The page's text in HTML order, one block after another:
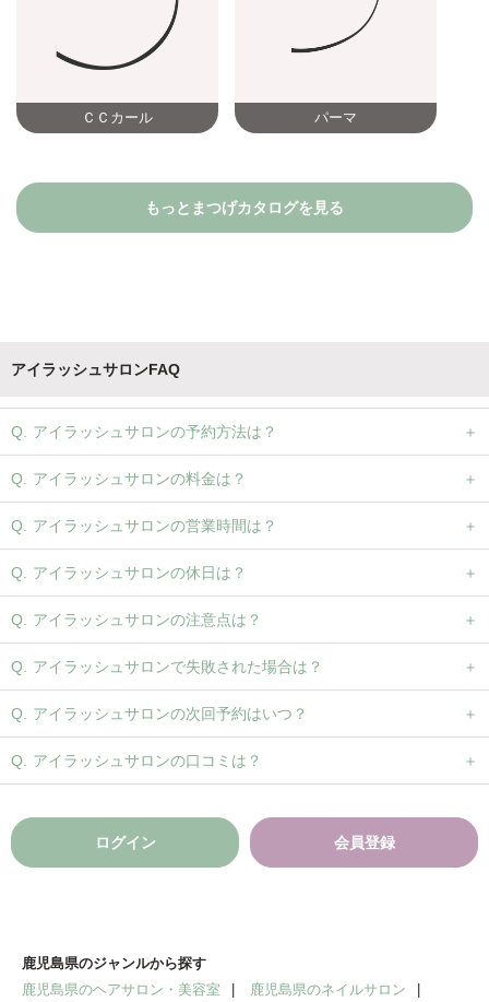
ＣＣカール パーマ
もっとまつげカタログを見る
アイラッシュサロンFAQ
アイラッシュサロンの予約方法は？
アイラッシュサロンの料金は？
アイラッシュサロンの営業時間は？
アイラッシュサロンの休日は？
アイラッシュサロンの注意点は？
アイラッシュサロンで失敗された場合は？
アイラッシュサロンの次回予約はいつ？
アイラッシュサロンの口コミは？
ログイン 会員登録
鹿児島県のジャンルから探す
鹿児島県のヘアサロン・美容室
鹿児島県のネイルサロン